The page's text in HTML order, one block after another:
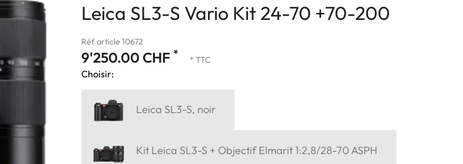
Leica SL3-S Vario Kit 24-70 +70-200
Réf article 10672
9'250.00 CHF * * TTC
Choisir:
Leica SL3-S, noir
Kit Leica SL3-S + Objectif Elmarit 1:2,8/28-70 ASPH